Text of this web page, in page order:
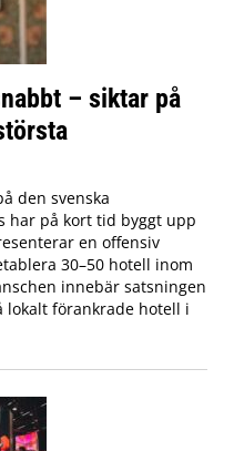
– siktar på
den svenska
har på kort tid byggt upp
en offensiv
30–50 hotell inom
innebär satsningen
lokalt förankrade hotell i